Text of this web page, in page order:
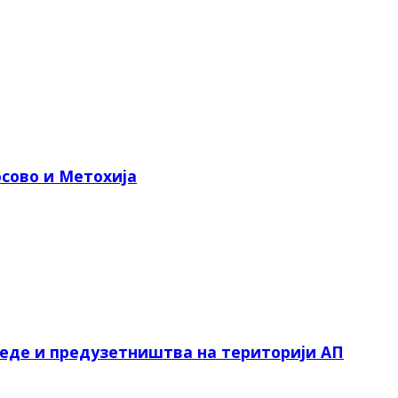
и Метохија
и предузетништва на територији АП